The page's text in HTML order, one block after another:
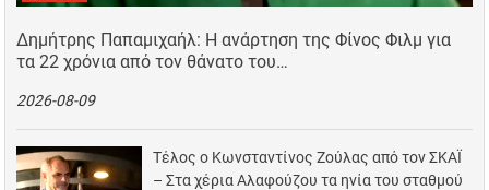
Δημήτρης Παπαμιχαήλ: Η ανάρτηση της Φίνος Φιλμ για
τα 22 χρόνια από τον θάνατο του…
2026-08-09
Τέλος ο Κωνσταντίνος Ζούλας από τον ΣΚΑΪ
– Στα χέρια Αλαφούζου τα ηνία του σταθμού